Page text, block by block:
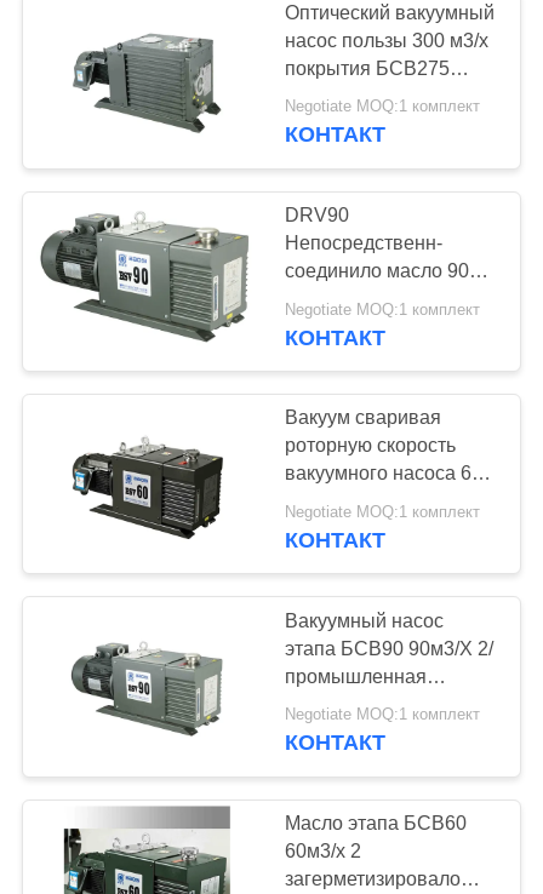
СВЯЖИТЕСЬ
НАМИ
ЗАПРОСИТЕ
ЦИТАТУ
BAOSI
COMPRESSOR
САЙТА
ПОЛИТИКА
КОНФИДЕНЦИАЛЬНОСТИ
Оптический вакуумный
насос пользы 300 м3/х
покрытия БСВ275
роторный,
механический
Negotiate MOQ:1 комплект
КОНТАКТ
DRV90
Непосредственн-
соединило масло 90
m3/h смазало двойное
- вакуумный насос
Negotiate MOQ:1 комплект
КОНТАКТ
Вакуум сваривая
роторную скорость
вакуумного насоса 60
КБМ/Х лопасти для
металлургии вакуума
Negotiate MOQ:1 комплект
КОНТАКТ
Вакуумный насос
этапа БСВ90 90м3/Х 2/
промышленная
аттестация КЭ
вакуумных насосов
Negotiate MOQ:1 комплект
КОНТАКТ
Масло этапа БСВ60
60м3/х 2
загерметизировало